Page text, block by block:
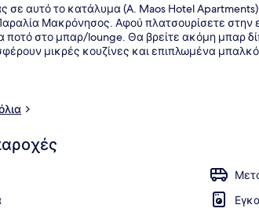
σε αυτό το κατάλυμα (A. Maos Hotel
Μακρόνησος. Αφού πλατσουρίσετε στην
στο μπαρ/lounge. Θα βρείτε ακόμη μπαρ
μικρές κουζίνες και επιπλωμένα